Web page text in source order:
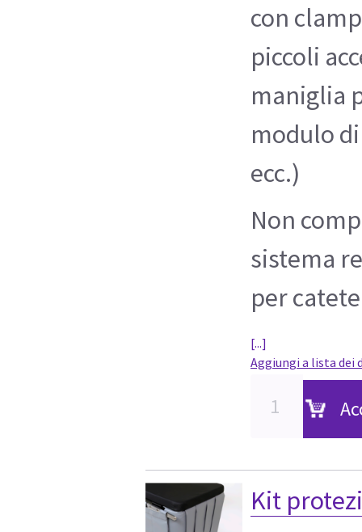
con
piccoli
maniglia
modulo
ecc.)
Non
sistema
per
[...]
Aggiungi a lista dei
Kit